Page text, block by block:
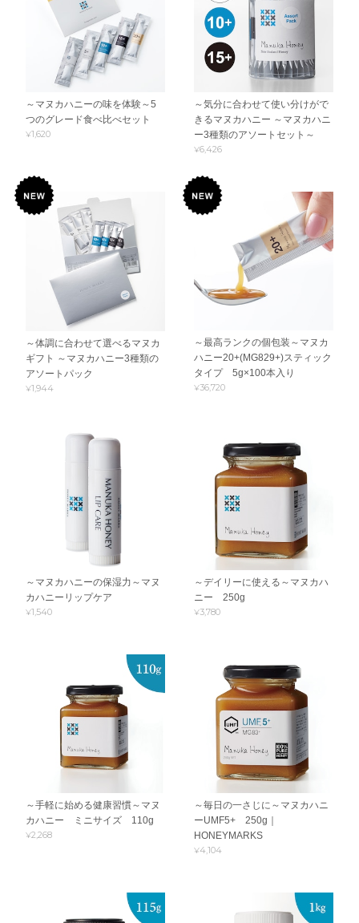
～マヌカハニーの味を体験～5
つのグレード食べ比べセット
¥1,620
～気分に合わせて使い分けがで
きるマヌカハニー ～マヌカハニ
ー3種類のアソートセット～
¥6,426
～体調に合わせて選べるマヌカ
ギフト ～マヌカハニー3種類の
アソートパック
¥1,944
～最高ランクの個包装～マヌカ
ハニー20+(MG829+)スティック
タイプ 5g×100本入り
¥36,720
～マヌカハニーの保湿力～マヌ
カハニーリップケア
¥1,540
～デイリーに使える～マヌカハ
ニー 250g
¥3,780
～手軽に始める健康習慣～マヌ
カハニー ミニサイズ 110g
¥2,268
～毎日の一さじに～マヌカハニ
ーUMF5+ 250g｜
HONEYMARKS
¥4,104